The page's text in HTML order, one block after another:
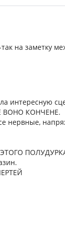
на заметку
интересную
ВОНО КОНЧЕНЕ.
нервные,